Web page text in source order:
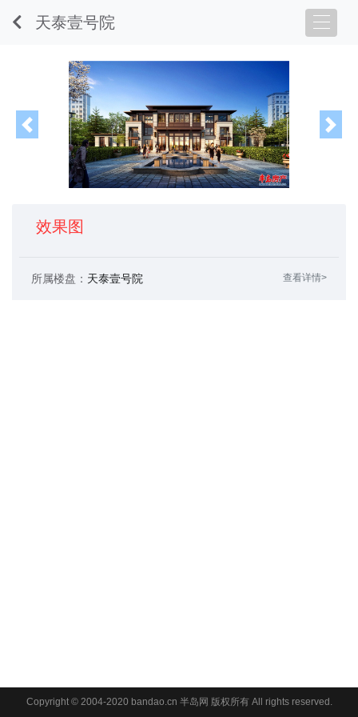
天泰壹号院
Previous
效果图
所属楼盘： 天泰壹号院 查看详情>
Copyright © 2004-2020 bandao.cn 半岛网 版权所有 All rights reserved.